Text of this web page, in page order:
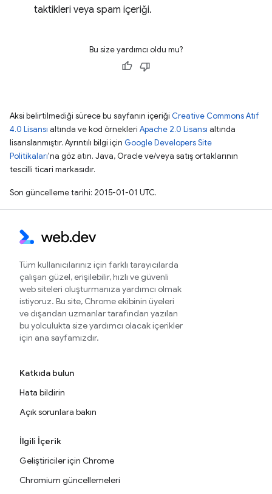
taktikleri veya spam içeriği.
Bu size yardımcı oldu mu?
Aksi belirtilmediği sürece bu sayfanın içeriği Creative Commons Atıf
4.0 Lisansı altında ve kod örnekleri Apache 2.0 Lisansı altında
lisanslanmıştır. Ayrıntılı bilgi için Google Developers Site
Politikaları'na göz atın. Java, Oracle ve/veya satış ortaklarının
tescilli ticari markasıdır.
Son güncelleme tarihi: 2015-01-01 UTC.
Tüm kullanıcılarınız için farklı tarayıcılarda
çalışan güzel, erişilebilir, hızlı ve güvenli
web siteleri oluşturmanıza yardımcı olmak
istiyoruz. Bu site, Chrome ekibinin üyeleri
ve dışarıdan uzmanlar tarafından yazılan
bu yolculukta size yardımcı olacak içerikler
için ana sayfamızdır.
Katkıda bulun
Hata bildirin
Açık sorunlara bakın
İlgili İçerik
Geliştiriciler için Chrome
Chromium güncellemeleri